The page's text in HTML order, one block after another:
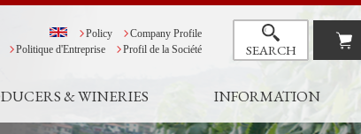
Policy
Company Profile
Politique d'Entreprise
Profil de la Société SEARCH
& WINERIES INFORMATION